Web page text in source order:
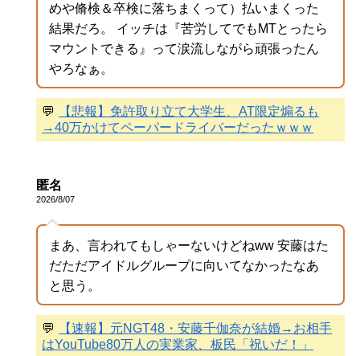
めや脩検＆卒検に落ちまくって）払いまくった
結果だろ。 イッチは『苦労してでもMTとったら
マウントできる』って涙流しながら頑張ったん
やろなぁ。
💬
【悲報】免許取り立て大学生、AT限定煽るも
→40万かけてペーパードライバーだったｗｗｗ
匿名
2026/8/07
まあ、言われてもしゃーないけどねww 安藤はた
だただアイドルグループに向いてなかったなあ
と思う。
💬
【速報】元NGT48・安藤千伽奈が結婚→お相手
はYouTube80万人の実業家、板民「祝いだ！」